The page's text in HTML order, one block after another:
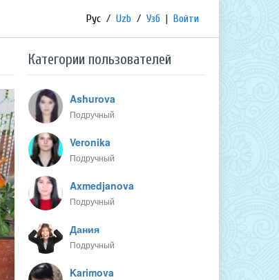
Рус / Uzb / Узб | Войти
Категории пользователей
Ashurova
Подручный
Veronika
Подручный
Axmedjanova
Подручный
Дания
Подручный
Karimova